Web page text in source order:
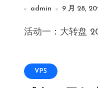
admin 9 月 28,
活动一：大转盘
VPS